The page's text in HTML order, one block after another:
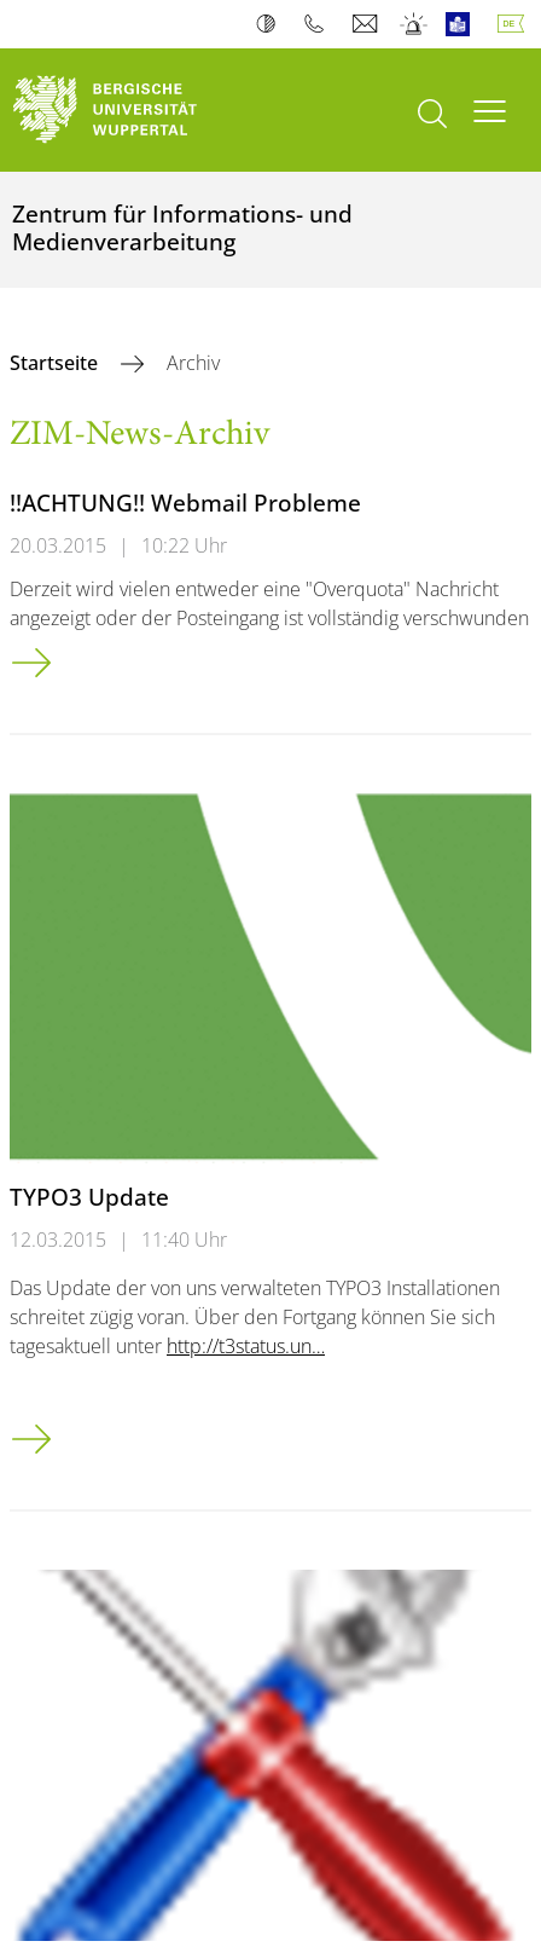
Suche öffnen
Zentrum für Informations- und
Medienverarbeitung
Startseite Archiv
ZIM-News-Archiv
!!ACHTUNG!! Webmail Probleme
20.03.2015 |
10:22 Uhr
Derzeit wird vielen entweder eine "Overquota" Nachricht
angezeigt oder der Posteingang ist vollständig verschwunden
!!ACHTUNG!! Webmail Probleme
TYPO3 Update
12.03.2015 |
11:40 Uhr
Das Update der von uns verwalteten TYPO3 Installationen
schreitet zügig voran. Über den Fortgang können Sie sich
tagesaktuell unter http://t3status.un…
TYPO3 Update